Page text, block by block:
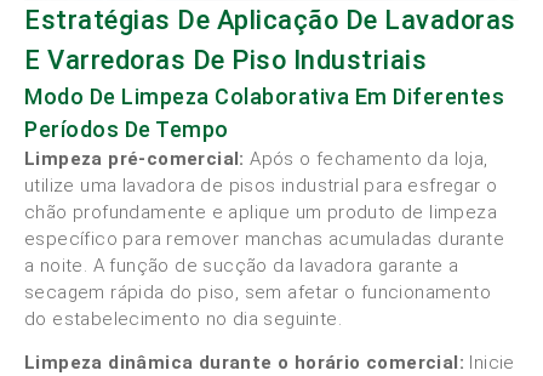
Estratégias De Aplicação De Lavadoras
E Varredoras De Piso Industriais
Modo De Limpeza Colaborativa Em Diferentes
Períodos De Tempo
Limpeza pré-comercial:Após o fechamento da loja,
utilize uma lavadora de pisos industrial para esfregar o
chão profundamente e aplique um produto de limpeza
específico para remover manchas acumuladas durante
a noite. A função de sucção da lavadora garante a
secagem rápida do piso, sem afetar o funcionamento
do estabelecimento no dia seguinte.
Limpeza dinâmica durante o horário comercial: Inicie